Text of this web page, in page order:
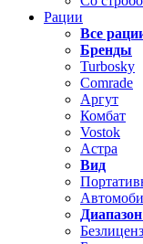
Рации
Все
Бренды
Turbosky
Comrade
Аргут
Комбат
Vostok
Астра
Вид